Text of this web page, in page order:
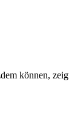
können,